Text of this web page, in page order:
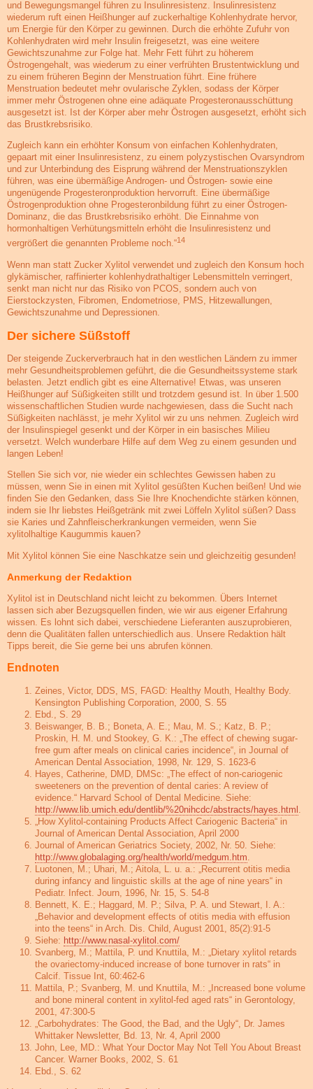
und Bewegungsmangel führen zu Insulinresistenz. Insulinresistenz
wiederum ruft einen Heißhunger auf zuckerhaltige Kohlenhydrate hervor,
um Energie für den Körper zu gewinnen. Durch die erhöhte Zufuhr von
Kohlenhydraten wird mehr Insulin freigesetzt, was eine weitere
Gewichtszunahme zur Folge hat. Mehr Fett führt zu höherem
Östrogengehalt, was wiederum zu einer verfrühten Brustentwicklung und
zu einem früheren Beginn der Menstruation führt. Eine frühere
Menstruation bedeutet mehr ovularische Zyklen, sodass der Körper
immer mehr Östrogenen ohne eine adäquate Progesteronausschüttung
ausgesetzt ist. Ist der Körper aber mehr Östrogen ausgesetzt, erhöht sich
das Brustkrebsrisiko.
Zugleich kann ein erhöhter Konsum von einfachen Kohlenhydraten,
gepaart mit einer Insulinresistenz, zu einem polyzystischen Ovarsyndrom
und zur Unterbindung des Eisprung während der Menstruationszyklen
führen, was eine übermäßige Androgen- und Östrogen- sowie eine
ungenügende Progesteronproduktion hervorruft. Eine übermäßige
Östrogenproduktion ohne Progesteronbildung führt zu einer Östrogen-
Dominanz, die das Brustkrebsrisiko erhöht. Die Einnahme von
hormonhaltigen Verhütungsmitteln erhöht die Insulinresistenz und
vergrößert die genannten Probleme noch.“14
Wenn man statt Zucker Xylitol verwendet und zugleich den Konsum hoch
glykämischer, raffinierter kohlenhydrathaltiger Lebensmitteln verringert,
senkt man nicht nur das Risiko von PCOS, sondern auch von
Eierstockzysten, Fibromen, Endometriose, PMS, Hitzewallungen,
Gewichtszunahme und Depressionen.
Der sichere Süßstoff
Der steigende Zuckerverbrauch hat in den westlichen Ländern zu immer
mehr Gesundheitsproblemen geführt, die die Gesundheitssysteme stark
belasten. Jetzt endlich gibt es eine Alternative! Etwas, was unseren
Heißhunger auf Süßigkeiten stillt und trotzdem gesund ist. In über 1.500
wissenschaftlichen Studien wurde nachgewiesen, dass die Sucht nach
Süßigkeiten nachlässt, je mehr Xylitol wir zu uns nehmen. Zugleich wird
der Insulinspiegel gesenkt und der Körper in ein basisches Milieu
versetzt. Welch wunderbare Hilfe auf dem Weg zu einem gesunden und
langen Leben!
Stellen Sie sich vor, nie wieder ein schlechtes Gewissen haben zu
müssen, wenn Sie in einen mit Xylitol gesüßten Kuchen beißen! Und wie
finden Sie den Gedanken, dass Sie Ihre Knochendichte stärken können,
indem sie Ihr liebstes Heißgetränk mit zwei Löffeln Xylitol süßen? Dass
sie Karies und Zahnfleischerkrankungen vermeiden, wenn Sie
xylitolhaltige Kaugummis kauen?
Mit Xylitol können Sie eine Naschkatze sein und gleichzeitig gesunden!
Anmerkung der Redaktion
Xylitol ist in Deutschland nicht leicht zu bekommen. Übers Internet
lassen sich aber Bezugsquellen finden, wie wir aus eigener Erfahrung
wissen. Es lohnt sich dabei, verschiedene Lieferanten auszuprobieren,
denn die Qualitäten fallen unterschiedlich aus. Unsere Redaktion hält
Tipps bereit, die Sie gerne bei uns abrufen können.
Endnoten
Zeines, Victor, DDS, MS, FAGD: Healthy Mouth, Healthy Body.
Kensington Publishing Corporation, 2000, S. 55
Ebd., S. 29
Beiswanger, B. B.; Boneta, A. E.; Mau, M. S.; Katz, B. P.;
Proskin, H. M. und Stookey, G. K.: „The effect of chewing sugar-
free gum after meals on clinical caries incidence“, in Journal of
American Dental Association, 1998, Nr. 129, S. 1623-6
Hayes, Catherine, DMD, DMSc: „The effect of non-cariogenic
sweeteners on the prevention of dental caries: A review of
evidence.“ Harvard School of Dental Medicine. Siehe:
http://www.lib.umich.edu/dentlib/%20nihcdc/abstracts/hayes.html
„How Xylitol-containing Products Affect Cariogenic Bacteria“ in
Journal of American Dental Association, April 2000
Journal of American Geriatrics Society, 2002, Nr. 50. Siehe:
http://www.globalaging.org/health/world/medgum.htm
Luotonen, M.; Uhari, M.; Aitola, L. u. a.: „Recurrent otitis media
during infancy and linguistic skills at the age of nine years“ in
Pediatr. Infect. Journ, 1996, Nr. 15, S. 54-8
Bennett, K. E.; Haggard, M. P.; Silva, P. A. und Stewart, I. A.:
„Behavior and development effects of otitis media with effusion
into the teens“ in Arch. Dis. Child, August 2001, 85(2):91-5
Siehe: http://www.nasal-xylitol.com/
Svanberg, M.; Mattila, P. und Knuttila, M.: „Dietary xylitol retards
the ovariectomy-induced increase of bone turnover in rats“ in
Calcif. Tissue Int, 60:462-6
Mattila, P.; Svanberg, M. und Knuttila, M.: „Increased bone volume
and bone mineral content in xylitol-fed aged rats“ in Gerontology,
2001, 47:300-5
„Carbohydrates: The Good, the Bad, and the Ugly“, Dr. James
Whittaker Newsletter, Bd. 13, Nr. 4, April 2000
John, Lee, MD.: What Your Doctor May Not Tell You About Breast
Cancer. Warner Books, 2002, S. 61
Ebd., S. 62